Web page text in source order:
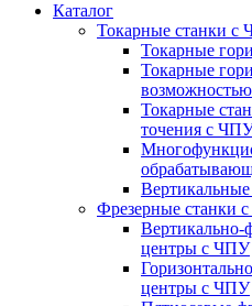
Каталог
Токарные станки с
Токарные
Токарные
Токарные
точения с
Фрезерные станки
Вертикально-
центры с ЧПУ
центры с ЧПУ